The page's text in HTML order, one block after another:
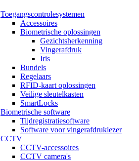
Toegangscontrolesystemen
Accessoires
Biometrische oplossingen
Gezichtsherkenning
Vingerafdruk
Iris
Bundels
Regelaars
RFID-kaart oplossingen
Veilige sleutelkasten
SmartLocks
Biometrische software
Tijdregistratiesoftware
Software voor vingerafdruklezer
CCTV
CCTV-accessoires
CCTV camera's